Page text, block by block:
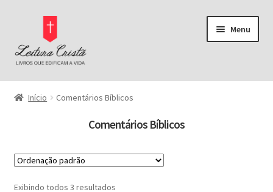
navegação
o
conteúdo
Menu
Página Inicial
Início Comentários Bíblicos
Comentários Bíblicos
Exibindo todos 3 resultados